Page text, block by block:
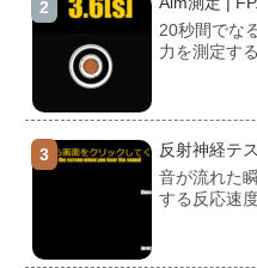
20秒間でな
力を測定す
反射神経テ
音が流れた
する反応速